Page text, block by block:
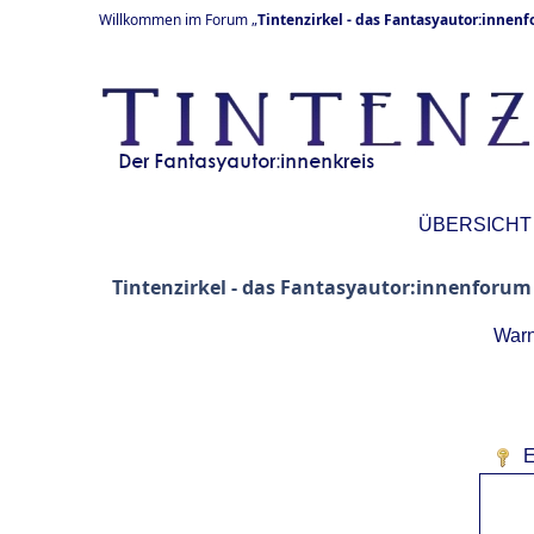
Willkommen im Forum „Tintenzirkel - das
ÜBERSICHT
Tintenzirkel - das Fantasyautor:innenforum